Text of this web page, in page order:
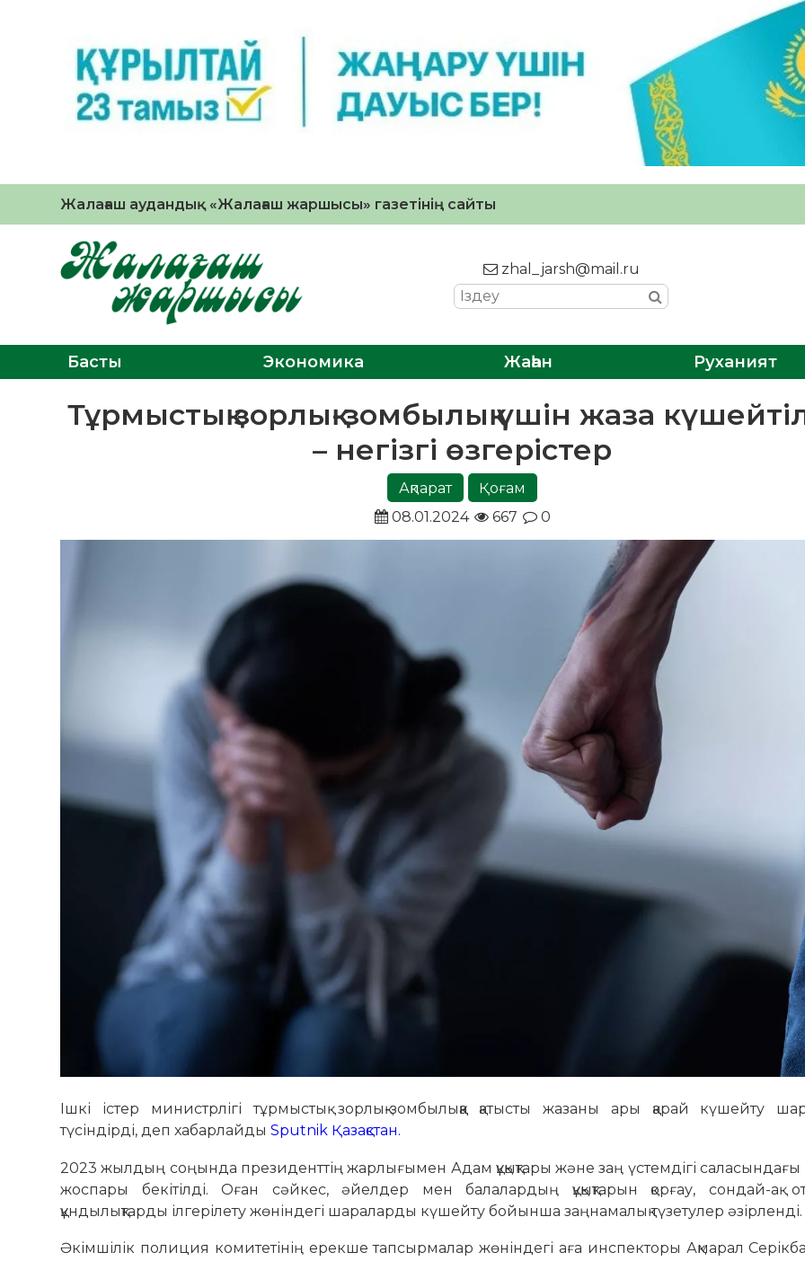
Жалағаш аудандық «Жалағаш жаршысы» газетінің сайты
zhal_jarsh@mail.ru
Басты Экономика Жаһан Руханият
Тұрмыстық зорлық-зомбылық үшін жаза
– негізгі өзгерістер
Ақпарат
Қоғам
08.01.2024
667 0
Ішкі істер министрлігі тұрмыстық зорлық-зомбылыққа қатысты жазаны ары қарай күшейту
түсіндірді, деп хабарлайдыSputnik Қазақстан.
2023 жылдың соңында президенттің жарлығымен Адам құқықтары және заң үстемдігі саласындағы
жоспары бекітілді. Оған сәйкес, әйелдер мен балалардың құқықтарын қорғау, сондай-ақ
құндылықтарды ілгерілету жөніндегі шараларды күшейту бойынша заңнамалық түзетулер әзірленді.
Әкімшілік полиция комитетінің ерекше тапсырмалар жөніндегі аға инспекторы Ақмарал